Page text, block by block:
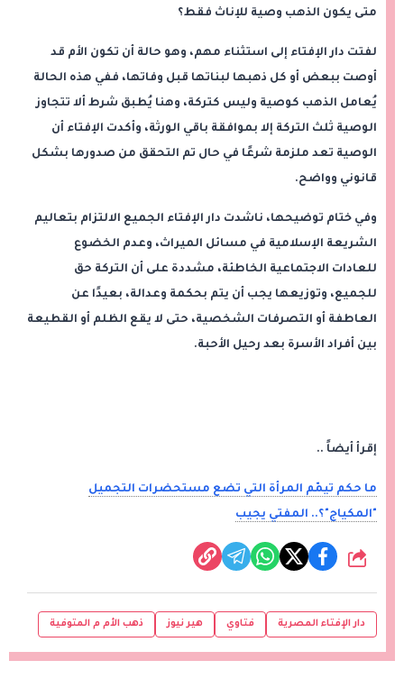
متى يكون الذهب وصية للإناث فقط؟
لفتت دار الإفتاء إلى استثناء مهم، وهو حالة أن تكون الأم قد
أوصت ببعض أو كل ذهبها لبناتها قبل وفاتها، ففي هذه الحالة
يُعامل الذهب كوصية وليس كتركة، وهنا يُطبق شرط ألا تتجاوز
الوصية ثلث التركة إلا بموافقة باقي الورثة، وأكدت الإفتاء أن
الوصية تعد ملزمة شرعًا في حال تم التحقق من صدورها بشكل
قانوني وواضح.
وفي ختام توضيحها، ناشدت دار الإفتاء الجميع الالتزام بتعاليم
الشريعة الإسلامية في مسائل الميراث، وعدم الخضوع
للعادات الاجتماعية الخاطئة، مشددة على أن التركة حق
للجميع، وتوزيعها يجب أن يتم بحكمة وعدالة، بعيدًا عن
العاطفة أو التصرفات الشخصية، حتى لا يقع الظلم أو القطيعة
بين أفراد الأسرة بعد رحيل الأحبة.
إقرأ أيضاً ..
ما حكم تيمّم المرأة التي تضع مستحضرات التجميل
"المكياج"؟.. المفتي يجيب
شارك
دار الإفتاء المصرية فتاوي هير نيوز ذهب الأم م المتوفية